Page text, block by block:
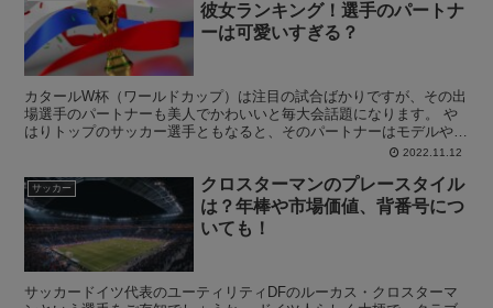
彼女ランキング！選手のパートナ
ーは可愛いすぎる？
カタールW杯（ワールドカップ）は注目の試合ばかりですが、その出
場選手のパートナーも美人でかわいいと毎大会話題になります。 や
はりトップのサッカー選手ともなると、そのパートナーはモデルやイ
ンフルエンサーなど本当に綺麗な方が多いです。 そこでこ...2022.11.12
サッカー
クロスターマンのプレースタイル
は？年棒や市場価値、背番号につ
いても！
サッカードイツ代表のユーティリティDFのルーカス・クロスターマ